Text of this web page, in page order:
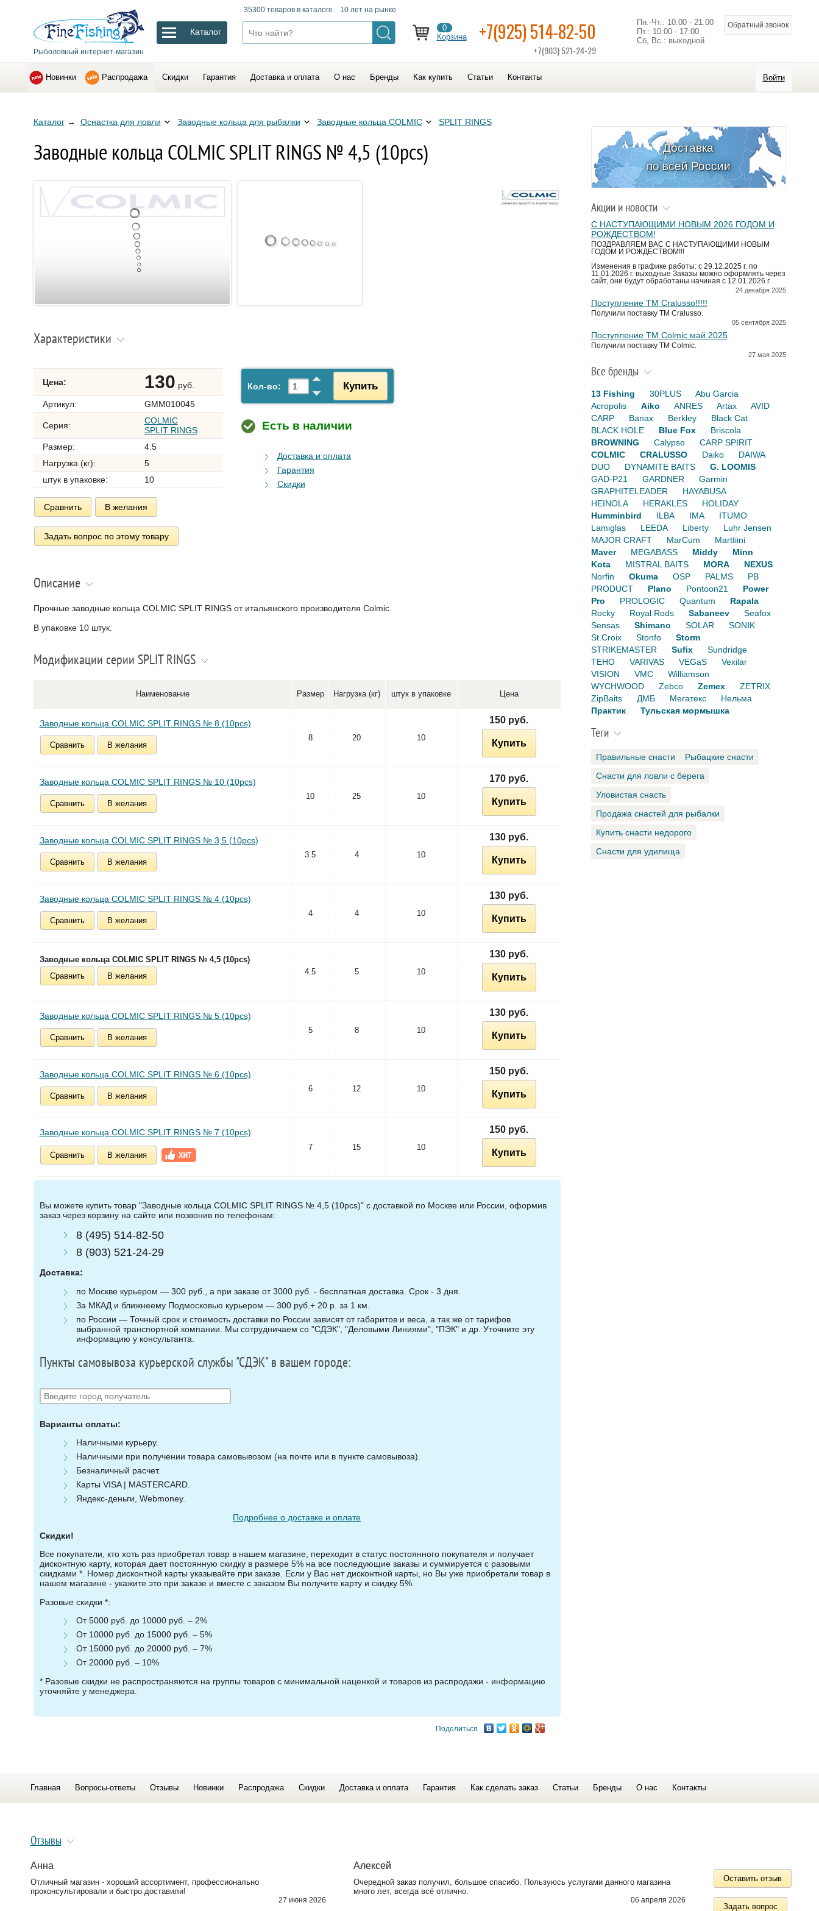
Рыболовный интернет-магазин
Каталог
35300 товаров в каталоге. 10 лет на рынке
0
Корзина
+7(925) 514-82-50
+7(903) 521-24-29
Пн.-Чт.: 10.00 - 21.00
Пт.: 10:00 - 17:00
Сб, Вс : выходной
Обратный звонок
Новинки Распродажа Скидки Гарантия Доставка и оплата О нас Бренды Как купить Статьи Контакты Войти
Каталог→ Оснастка для ловли Заводные кольца для рыбалки Заводные кольца COLMIC SPLIT RINGS
Заводные кольца COLMIC SPLIT RINGS № 4,5 (10pcs)
Характеристики
Цена: 130 руб.
Артикул:
GMM010045
Серия:
COLMIC
SPLIT RINGS
Размер:
4.5
Нагрузка (кг):
5
штук в упаковке:
10
Сравнить В желания
Задать вопрос по этому товару
Кол-во: Купить
Есть в наличии
Доставка и оплата
Гарантия
Скидки
Описание
Прочные заводные кольца COLMIC SPLIT RINGS от итальянского производителя Colmic.
В упаковке 10 штук.
Модификации серии SPLIT RINGS
Наименование Размер Нагрузка (кг) штук в упаковке Цена
Заводные кольца COLMIC SPLIT RINGS № 8 (10pcs)
Сравнить В желания
8 20 10
150 руб.
Купить
Заводные кольца COLMIC SPLIT RINGS № 10 (10pcs)
Сравнить В желания
10 25 10
170 руб.
Купить
Заводные кольца COLMIC SPLIT RINGS № 3,5 (10pcs)
Сравнить В желания
3.5 4 10
130 руб.
Купить
Заводные кольца COLMIC SPLIT RINGS № 4 (10pcs)
Сравнить В желания
4 4 10
130 руб.
Купить
Заводные кольца COLMIC SPLIT RINGS № 4,5 (10pcs)
Сравнить
В желания 4.5 5 10
130 руб.
Купить
Заводные кольца COLMIC SPLIT RINGS № 5 (10pcs)
Сравнить В желания
5 8 10
130 руб.
Купить
Заводные кольца COLMIC SPLIT RINGS № 6 (10pcs)
Сравнить В желания
6 12 10
150 руб.
Купить
Заводные кольца COLMIC SPLIT RINGS № 7 (10pcs)
Сравнить В желания
7 15 10
150 руб.
Купить
Вы можете купить товар "Заводные кольца COLMIC SPLIT RINGS № 4,5 (10pcs)" с доставкой по Москве или России, оформив
заказ через корзину на сайте или позвонив по телефонам:
8 (495) 514-82-50
8 (903) 521-24-29
Доставка:
по Москве курьером — 300 руб., а при заказе от 3000 руб. - бесплатная доставка. Срок - 3 дня.
За МКАД и ближнеему Подмосковью курьером — 300 руб.+ 20 р. за 1 км.
по России — Точный срок и стоимость доставки по России зависят от габаритов и веса, а так же от тарифов
выбранной транспортной компании. Мы сотрудничаем со "СДЭК", "Деловыми Линиями", "ПЭК" и др. Уточните эту
информацию у консультанта.
Пункты самовывоза курьерской службы "СДЭК" в вашем городе:
Варианты оплаты:
Наличными курьеру.
Наличными при получении товара самовывозом (на почте или в пункте самовывоза).
Безналичный расчет.
Карты VISA | MASTERCARD.
Яндекс-деньги, Webmoney.
Подробнее о доставке и оплате
Скидки!
Все покупатели, кто хоть раз приобретал товар в нашем магазине, переходит в статус постоянного покупателя и получает
дисконтную карту, которая дает постоянную скидку в размере 5% на все последующие заказы и суммируется с разовыми
скидками *. Номер дисконтной карты указывайте при заказе. Если у Вас нет дисконтной карты, но Вы уже приобретали товар в
нашем магазине - укажите это при заказе и вместе с заказом Вы получите карту и скидку 5%.
Разовые скидки *:
От 5000 руб. до 10000 руб. – 2%
От 10000 руб. до 15000 руб. – 5%
От 15000 руб. до 20000 руб. – 7%
От 20000 руб. – 10%
* Разовые скидки не распространяются на группы товаров с минимальной наценкой и товаров из распродажи - информацию
уточняйте у менеджера.
Поделиться
Доставка
по всей России
Акции и новости
С НАСТУПАЮЩИМИ НОВЫМ 2026 ГОДОМ И
РОЖДЕСТВОМ!
ПОЗДРАВЛЯЕМ ВАС С НАСТУПАЮЩИМИ НОВЫМ
ГОДОМ И РОЖДЕСТВОМ!!!
Изменения в графике работы: с 29.12.2025 г. по
11.01.2026 г. выходные Заказы можно оформлять через
сайт, они будут обработаны начиная с 12.01.2026 г.
24 декабря 2025
Поступление TM Cralusso!!!!!
Получили поставку ТМ Cralusso.
05 сентября 2025
Поступление TM Colmic май 2025
Получили поставку ТМ Colmic.
27 мая 2025
Все бренды
13 Fishing 30PLUS
Abu Garcia
Acropolis
Aiko ANRES Artax
AVID
CARP
Banax Berkley
Black Cat
BLACK HOLE
Blue Fox
Briscola
BROWNING
Calypso
CARP SPIRIT
COLMIC
CRALUSSO Daiko
DAIWA
DUO
DYNAMITE BAITS
G. LOOMIS
GAD-P21
GARDNER
Garmin
GRAPHITELEADER
HAYABUSA
HEINOLA
HERAKLES
HOLIDAY
Humminbird
ILBA IMA
ITUMO
Lamiglas
LEEDA Liberty
Luhr Jensen
MAJOR CRAFT
MarCum
Marttiini
Maver
MEGABASS Middy
Minn
Kota
MISTRAL BAITS MORA
NEXUS
Norfin
Okuma OSP PALMS
PB
PRODUCT
Plano Pontoon21
Power
Pro
PROLOGIC Quantum
Rapala
Rocky
Royal Rods Sabaneev
Seafox
Sensas
Shimano SOLAR
SONIK
St.Croix
Stonfo
Storm
STRIKEMASTER
Sufix
Sundridge
TEHO
VARIVAS VEGaS
Vexilar
VISION
VMC
Williamson
WYCHWOOD
Zebco Zemex
ZETRIX
ZipBaits
ДМБ Мегатекс
Нельма
Практик
Тульская мормышка
Теги
Правильные снасти
Рыбацкие снасти
Снасти для ловли с берега
Уловистая снасть
Продажа снастей для рыбалки
Купить снасти недорого
Снасти для удилища
Главная Вопросы-ответы Отзывы Новинки Распродажа Скидки Доставка и оплата Гарантия Как сделать заказ Статьи Бренды О нас Контакты
Отзывы
Анна
Отличный магазин - хороший ассортимент, профессионально
проконсультировали и быстро доставили!
27 июня 2026
Алексей
Очередной заказ получил, большое спасибо. Пользуюсь услугами данного магазина
много лет, всегда всё отлично.
06 апреля 2026
Оставить отзыв
Задать вопрос